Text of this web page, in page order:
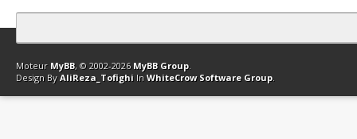
Contact Club Affiliation Retourner en haut Version bas-débit
Moteur MyBB, © 2002-2026 MyBB Group.
Design By AliReza_Tofighi In WhiteCrow Software Group.